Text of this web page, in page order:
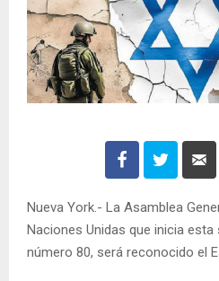
Nueva York.- La Asamblea
Naciones Unidas que inicia
número 80, será reconocido el